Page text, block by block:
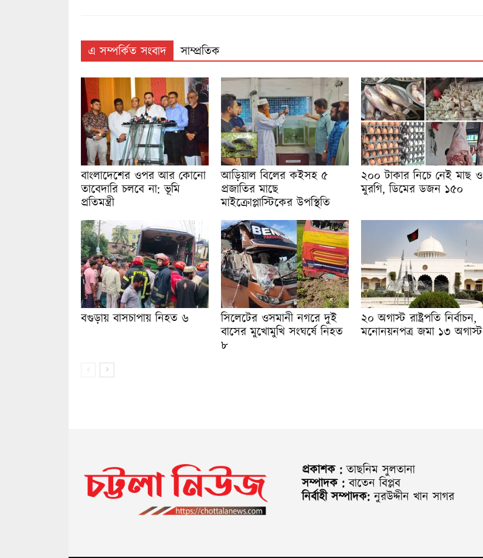
এ সম্পর্কিত সংবাদ সাম্প্রতিক
বাংলাদেশের ওপর আর কোনো
তাবেদারি চলবে না: ভূমি
প্রতিমন্ত্রী
আড়িয়াল বিলের কইসহ ৫
প্রজাতির মাছে
মাইক্রোপ্লাস্টিকের উপস্থিতি
২০০ টাকার নিচে নেই মাছ ও
মুরগি, ডিমের ডজন ১৫০
বগুড়ায় বাসচাপায় নিহত ৬
সিলেটের ওসমানী নগরে দুই
বাসের মুখোমুখি সংঘর্ষে নিহত
৮
২০ অগাস্ট রাষ্ট্রপতি নির্বাচন,
মনোনয়নপত্র জমা ১৩ অগাস্ট
প্রকাশক : তাছনিম সুলতানা
সম্পাদক : বাতেন বিপ্লব
নির্বাহী সম্পাদক: নুরউদ্দীন খান সাগর